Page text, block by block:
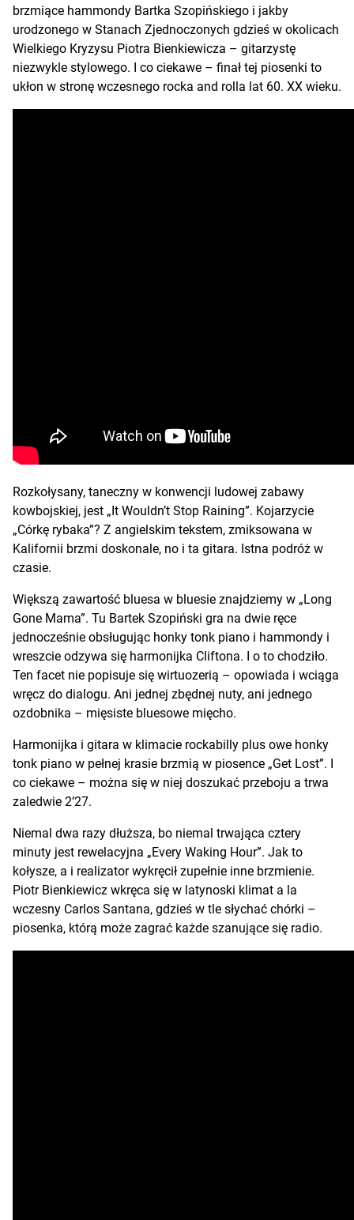
brzmiące hammondy Bartka Szopińskiego i jakby
urodzonego w Stanach Zjednoczonych gdzieś w okolicach
Wielkiego Kryzysu Piotra Bienkiewicza – gitarzystę
niezwykle stylowego. I co ciekawe – finał tej piosenki to
ukłon w stronę wczesnego rocka and rolla lat 60. XX wieku.
Rozkołysany, taneczny w konwencji ludowej zabawy
kowbojskiej, jest „It Wouldn’t Stop Raining”. Kojarzycie
„Córkę rybaka”? Z angielskim tekstem, zmiksowana w
Kalifornii brzmi doskonale, no i ta gitara. Istna podróż w
czasie.
Większą zawartość bluesa w bluesie znajdziemy w „Long
Gone Mama”. Tu Bartek Szopiński gra na dwie ręce
jednocześnie obsługując honky tonk piano i hammondy i
wreszcie odzywa się harmonijka Cliftona. I o to chodziło.
Ten facet nie popisuje się wirtuozerią – opowiada i wciąga
wręcz do dialogu. Ani jednej zbędnej nuty, ani jednego
ozdobnika – mięsiste bluesowe mięcho.
Harmonijka i gitara w klimacie rockabilly plus owe honky
tonk piano w pełnej krasie brzmią w piosence „Get Lost”. I
co ciekawe – można się w niej doszukać przeboju a trwa
zaledwie 2’27.
Niemal dwa razy dłuższa, bo niemal trwająca cztery
minuty jest rewelacyjna „Every Waking Hour”. Jak to
kołysze, a i realizator wykręcił zupełnie inne brzmienie.
Piotr Bienkiewicz wkręca się w latynoski klimat a la
wczesny Carlos Santana, gdzieś w tle słychać chórki –
piosenka, którą może zagrać każde szanujące się radio.